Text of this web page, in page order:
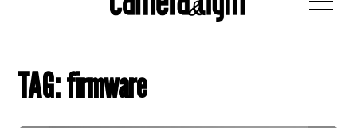
TAG: firmware